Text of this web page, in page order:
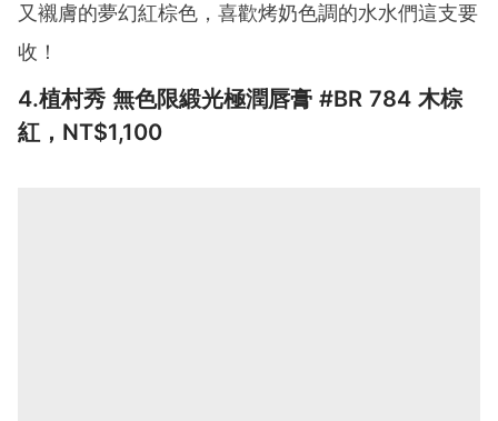
又襯膚的夢幻紅棕色，喜歡烤奶色調的水水們這支要
收！
4.植村秀 無色限緞光極潤唇膏 #BR 784 木棕
紅，NT$1,100